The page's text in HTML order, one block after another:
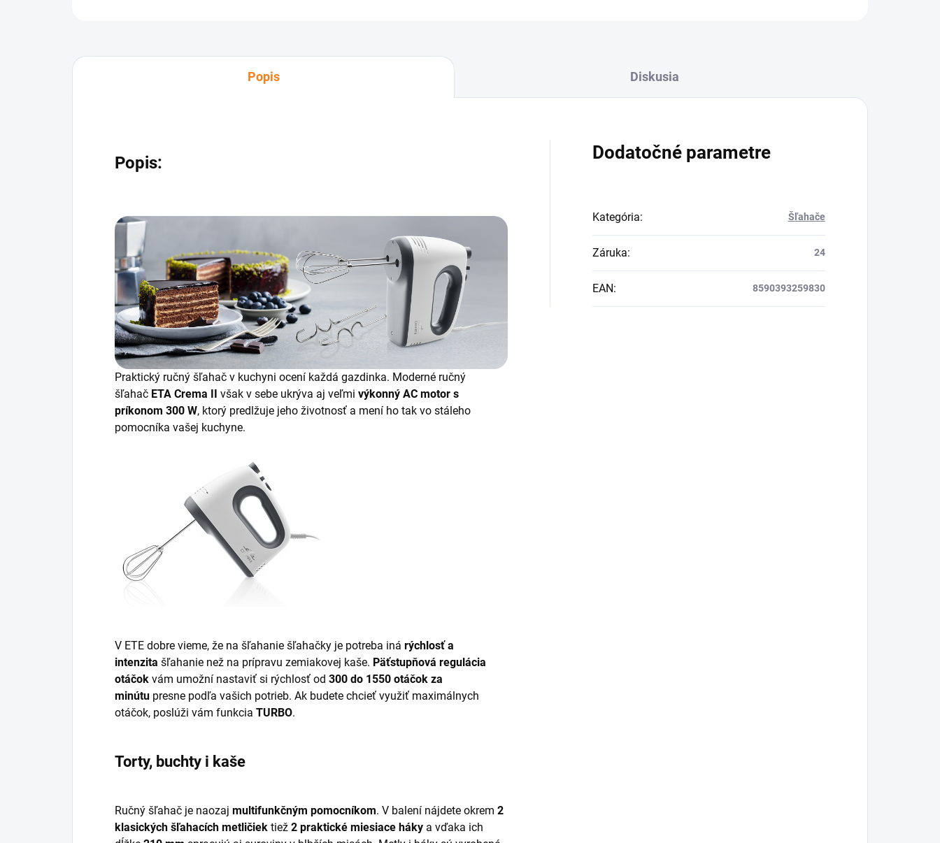
Popis Diskusia
Popis:
Praktický ručný šľahač v kuchyni ocení každá gazdinka. Moderné ručný
šľahač ETA Crema II však v sebe ukrýva aj veľmi výkonný AC motor s
príkonom 300 W, ktorý predlžuje jeho životnosť a mení ho tak vo stáleho
pomocníka vašej kuchyne.
V ETE dobre vieme, že na šľahanie šľahačky je potreba iná rýchlosť a
intenzita šľahanie než na prípravu zemiakovej kaše. Päťstupňová regulácia
otáčok vám umožní nastaviť si rýchlosť od 300 do 1550 otáčok za
minútu presne podľa vašich potrieb. Ak budete chcieť využiť maximálnych
otáčok, poslúži vám funkcia TURBO.
Torty, buchty i kaše
Ručný šľahač je naozaj multifunkčným pomocníkom. V balení nájdete okrem 2
klasických šľahacích metličiek tiež 2 praktické miesiace háky a vďaka ich
Dodatočné parametre
Kategória: Šľahače
Záruka: 24
EAN: 8590393259830